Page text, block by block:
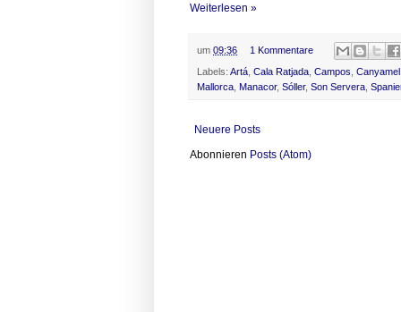
Der verführerische Duft wilder
Weiterlesen »
um 09:36 1 Kommentare
Labels: Artá Cala Ratjada Campos Canyamel
Mallorca Manacor, Sóller, Son Servera
Neuere Posts
Abonnieren Posts (Atom)